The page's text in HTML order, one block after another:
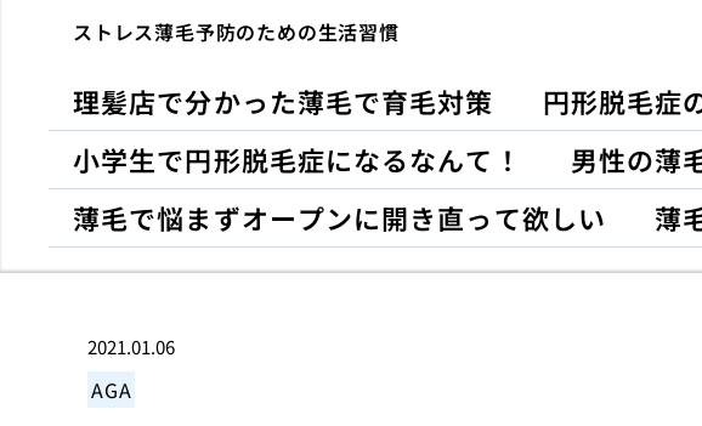
ストレス薄毛予防のための生活習慣
理髪店で分かった薄毛で育毛対策
円形脱毛症
小学生で円形脱毛症になるなんて！
男性の薄
薄毛で悩まずオープンに開き直って欲しい
薄
2021.01.06
AGA